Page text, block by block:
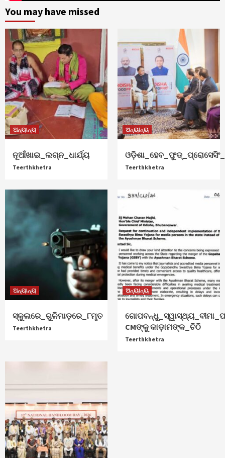
You may have missed
ଅନ୍ୟାନ୍ୟ
ନୂଆଁଖାଇ_ଲଗ୍ନ_ଧାର୍ଯ୍ୟ
Teerthkhetra
ଅନ୍ୟାନ୍ୟ
Teerthkhetra
ଅନ୍ୟାନ୍ୟ
ସ୍କୁଲରେ_ଗୁଳିମାଡ଼ରେ_୮ମୃତ
Teerthkhetra
ଅନ୍ୟାନ୍ୟ
CMଙ୍କୁ କାଡ଼ାମଙ୍କ_ଚିଠି
Teerthkhetra